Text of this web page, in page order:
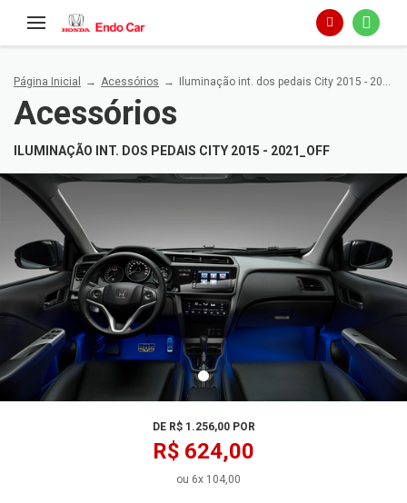
Página Inicial Acessórios Iluminação int. dos pedais City 2015 - 2021_OFF
Acessórios
ILUMINAÇÃO INT. DOS PEDAIS CITY 2015 - 2021_OFF
DE R$ 1.256,00 POR
R$ 624,00
ou 6x 104,00